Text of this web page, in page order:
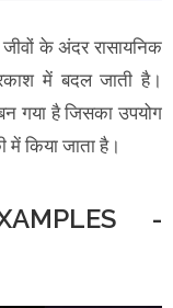
के अंदर रासायनिक
में बदल जाती है।
गया है जिसका उपयोग
में किया जाता है।
-